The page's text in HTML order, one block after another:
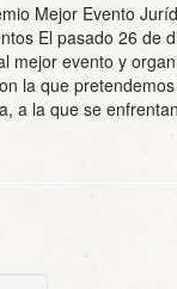
Mejor Evento
El pasado 26 de
mejor evento y
la que
a la que se